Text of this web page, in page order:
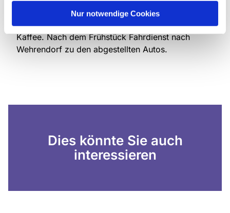
Nur notwendige Cookies
Danach gemeinsames Frühstück mit mitgebrachten
Lebensmitteln. Die Gemeinde sorgt für warmen
Kaffee. Nach dem Frühstück Fahrdienst nach
Wehrendorf zu den abgestellten Autos.
Dies könnte Sie auch
interessieren